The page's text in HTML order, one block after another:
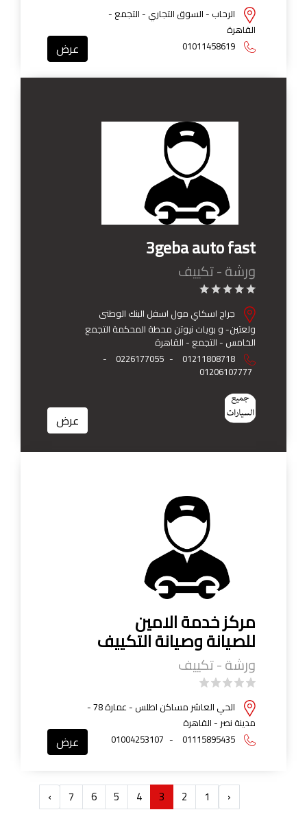
الرحاب - السوق التجاري - التجمع -
القاهرة
01011458619
عرض
3geba auto fast
ورشة - تكييف
جراج اسكاي مول اسفل البنك الوطنى
ولعتين- و بويات نيوتن محطة المحكمة التجمع
الخامس - التجمع - القاهرة
01211808718
-
0226177055
-
01206107777
عرض
مركز خدمة الامين
للصيانة وصيانة التكييف
ورشة - تكييف
الحي العاشر مساكن اطلس - عمارة 78 -
مدينة نصر - القاهرة
01115895435
-
01004253107 عرض
‹
1
2
3
4
5
6
7
›